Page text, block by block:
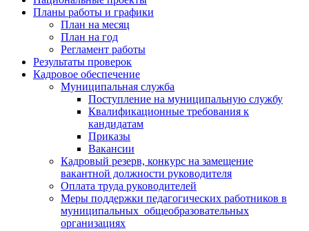
Планы работы и графики
План на месяц
План на год
Регламент работы
Результаты проверок
Кадровое обеспечение
Муниципальная служба
Поступление на муниципальную службу
Квалификационные требования к
кандидатам
Приказы
Вакансии
Кадровый резерв, конкурс на замещение
вакантной должности руководителя
Оплата труда руководителей
Меры поддержки педагогических работников в
муниципальных общеобразовательных
организациях